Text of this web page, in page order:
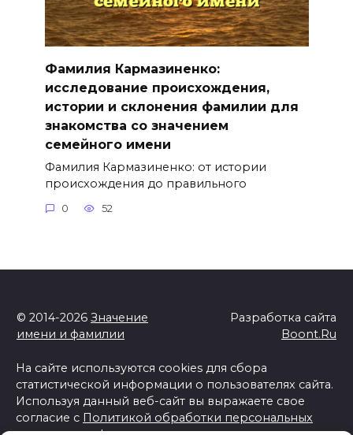
Фамилия Кармазиненко:
исследование происхождения,
истории и склонения фамилии для
знакомства со значением
семейного имени
Фамилия Кармазиненко: от истории
происхождения до правильного
0 52
© 2014-2026 Значение
имени и фамилии
Разработка сайта
Boont.Ru
На сайте используются cookies для сбора
статистической информации о пользователях сайта.
Используя данный веб-сайт вы выражаете свое
согласие с Политикой обработки персональных